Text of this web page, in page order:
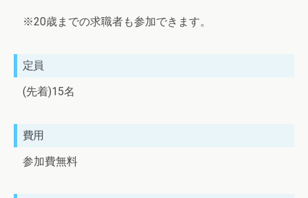
※20歳までの求職者も参加できます。
定員
(先着)15名
費用
参加費無料